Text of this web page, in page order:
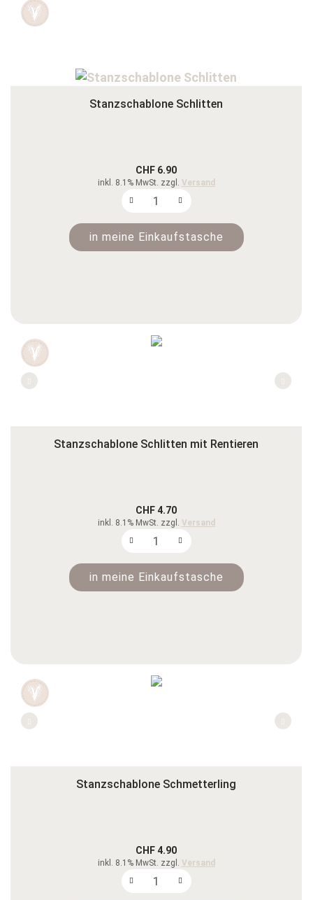
Stanzschablone Schlitten
CHF 6.90
inkl. 8.1% MwSt. zzgl. Versand
in meine Einkaufstasche
Stanzschablone Schlitten mit Rentieren
CHF 4.70
inkl. 8.1% MwSt. zzgl. Versand
in meine Einkaufstasche
Stanzschablone Schmetterling
CHF 4.90
inkl. 8.1% MwSt. zzgl. Versand